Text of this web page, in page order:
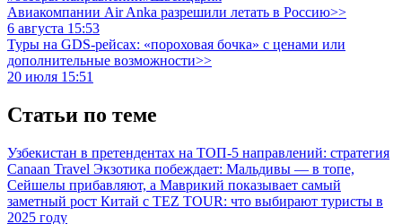
Авиакомпании Air Anka разрешили летать в Россию>>
6 августа 15:53
Туры на GDS-рейсах: «пороховая бочка» с ценами или
дополнительные возможности>>
20 июля 15:51
Статьи по теме
Узбекистан в претендентах на ТОП-5 направлений: стратегия
Canaan Travel Экзотика побеждает: Мальдивы — в топе,
Сейшелы прибавляют, а Маврикий показывает самый
заметный рост Китай с TEZ TOUR: что выбирают туристы в
2025 году